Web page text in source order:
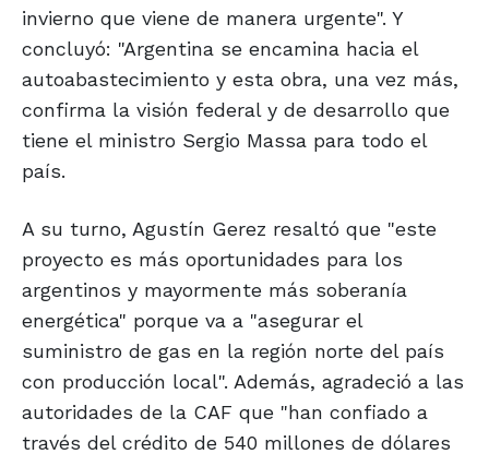
invierno que viene de manera urgente". Y
concluyó: "Argentina se encamina hacia el
autoabastecimiento y esta obra, una vez más,
confirma la visión federal y de desarrollo que
tiene el ministro Sergio Massa para todo el
país.
A su turno, Agustín Gerez resaltó que "este
proyecto es más oportunidades para los
argentinos y mayormente más soberanía
energética" porque va a "asegurar el
suministro de gas en la región norte del país
con producción local". Además, agradeció a las
autoridades de la CAF que "han confiado a
través del crédito de 540 millones de dólares